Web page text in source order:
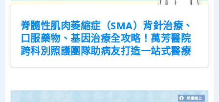
脊髓性肌肉萎縮症（SMA）背針治療、
口服藥物、基因治療全攻略！萬芳醫院
跨科別照護團隊助病友打造一站式醫療